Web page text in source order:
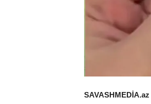
SAVASHMEDİA.az